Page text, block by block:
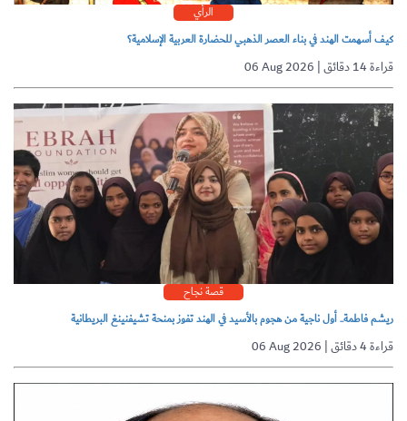
الرأي
كيف أسهمت الهند في بناء العصر الذهبي للحضارة العربية الإسلامية؟
06 Aug 2026 | قراءة 14 دقائق
قصة نجاح
ريشم فاطمة.. أول ناجية من هجوم بالأسيد في الهند تفوز بمنحة تشيفنينغ البريطانية
06 Aug 2026 | قراءة 4 دقائق